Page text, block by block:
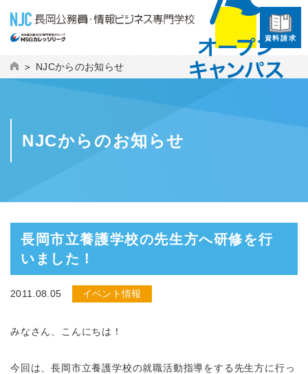
資料請求
NJCからのお知らせ
NJCからのお知らせ
長岡市立養護学校の先生方へ研修を行
いました！
2011.08.05 イベント情報
みなさん、こんにちは！
今回は、長岡市立養護学校の就職活動指導をする先生方に行っ